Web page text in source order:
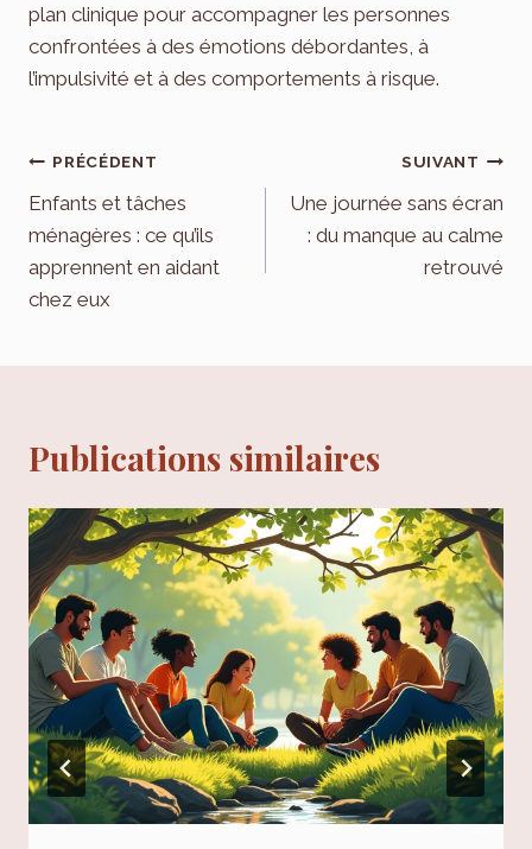
plan clinique pour accompagner les personnes
confrontées à des émotions débordantes, à
l’impulsivité et à des comportements à risque.
Navigation
de
l’article
PRÉCÉDENT
Enfants et tâches
ménagères : ce qu’ils
apprennent en aidant
chez eux
SUIVANT
Une journée sans écran
: du manque au calme
retrouvé
Publications similaires